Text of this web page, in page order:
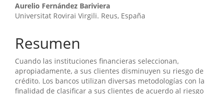
Aurelio Fernández Bariviera
Universitat Rovirai Virgili. Reus, España
Resumen
Cuando las instituciones financieras seleccionan,
apropiadamente, a sus clientes disminuyen su riesgo de
crédito. Los bancos utilizan diversas metodologías con la
finalidad de clasificar a sus clientes de acuerdo al riesgo